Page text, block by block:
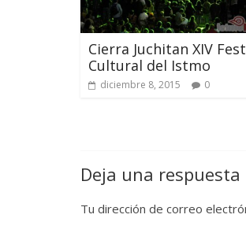
Cierra Juchitan XIV
Cultural del Istmo
diciembre 8, 2015 0
Deja una respuesta
Tu dirección de correo